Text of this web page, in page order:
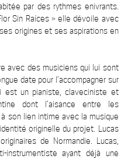
par des rythmes enivrants.
Sin Raíces » elle dévoile avec
origines et ses aspirations en
avec des musiciens qui lui sont
date pour l’accompagner sur
est un pianiste, claveciniste et
dont l’aisance entre les
son lien intime avec la musique
originelle du projet. Lucas
de Normandie. Lucas,
instrumentiste ayant déjà une